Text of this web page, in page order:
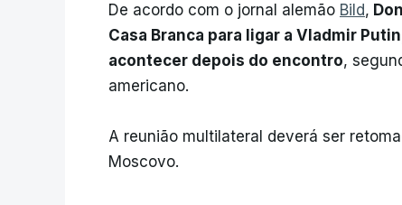
De acordo com o jornal alemão Bild,
Casa Branca para ligar a Vladmir
acontecer depois do encontro,
americano.
A reunião multilateral deverá ser
Moscovo.